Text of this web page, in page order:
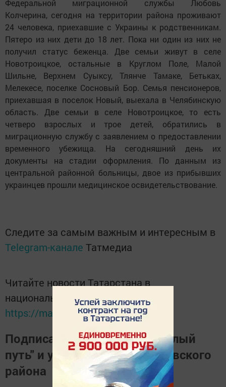
Федеральной миграционной службы Любовь
Колчерина, сегодня на территории района проживают
24 человека, приехавшие с Украины к родственникам.
Пятеро из них дети до 18 лет. Пока ни один из них не
получил статус беженца. Две семьи живут в селе
Новотроицкое, остальные в Круглом Поле, Малой
Шильне, Верхнем Суыксу, Тлянче Тамаке, Бетьках,
Мелекесе, поселке Сосновый Бор. Семья пенсионеров,
приехавшая в поселок Новый, выехала в Челябинскую
область. Две семьи в селе Новотроицкое, то есть
четверо взрослых и трое детей, обратились в
миграционную службу с заявлением о предоставлении
временного убежища. На сегодняшний день их
документы на стадии оформления. По данным из
центральной районной больницы, двое из прибывших
украинцев прошли медицинское освидетельствование.
Следите за самым важным и интересным в
Telegram-канале Татмедиа
Читайте новости Татарстана в
национальном мессенджере MАХ:
https://max.ru/tatmedia
Подписаться на газету "Светлый
путь" и узнать о жизни Тукаевского
района